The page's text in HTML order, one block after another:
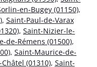
en-Bugey (01150),
, Saint-Paul-de-Varax
, Saint-Nizier-le-
de-Rémens (01500),
, Saint-Maurice-de-
(01310), Saint-